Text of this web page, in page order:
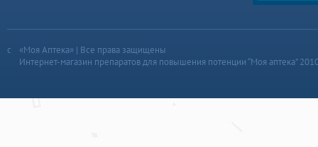
«Моя Аптека» | Все права защищены
Интернет-магазин препаратов для повышения потенции “Моя аптека”